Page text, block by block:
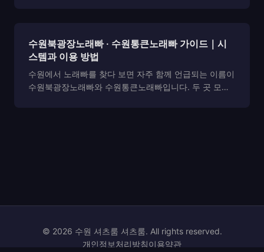
수원북광장노래빠 · 수원통큰노래빠 가이드｜시
스템과 이용 방법
수원에서 노래빠를 찾다 보면 자주 함께 언급되는 이름이
수원북광장노래빠와 수원통큰노래빠입니다. 두 곳 모두
© 2026 수원 셔츠룸 셔츠룸. All rights reserved.
개인정보처리방침이용약관